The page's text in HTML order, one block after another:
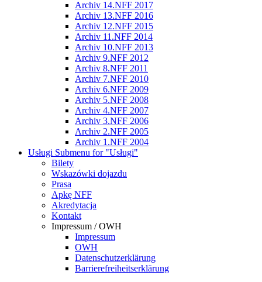
Archiv 14.NFF 2017
Archiv 13.NFF 2016
Archiv 12.NFF 2015
Archiv 11.NFF 2014
Archiv 10.NFF 2013
Archiv 9.NFF 2012
Archiv 8.NFF 2011
Archiv 7.NFF 2010
Archiv 6.NFF 2009
Archiv 5.NFF 2008
Archiv 4.NFF 2007
Archiv 3.NFF 2006
Archiv 2.NFF 2005
Archiv 1.NFF 2004
Usługi Submenu for "Usługi"
Bilety
Wskazówki dojazdu
Prasa
Apkę NFF
Akredytacja
Kontakt
Impressum / OWH
Impressum
OWH
Datenschutzerklärung
Barrierefreiheitserklärung